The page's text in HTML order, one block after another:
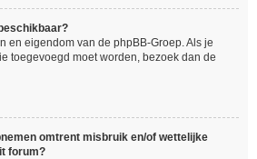
en eigendom van de phpBB-Groep. Als je
toegevoegd moet worden, bezoek dan de
omtrent misbruik en/of wettelijke
forum?